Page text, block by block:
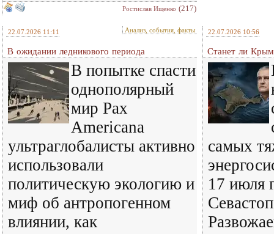
Ростислав Ищенко (217)
22.07.2026 11:11 Анализ, события, факты
В ожидании ледникового периода
В попытке спасти
однополярный
мир Pax
Americana
ультраглобалисты активно
использовали
политическую экологию и
миф об антропогенном
влиянии, как
22.07.2026 10:56
Станет ли
самых
17 июля